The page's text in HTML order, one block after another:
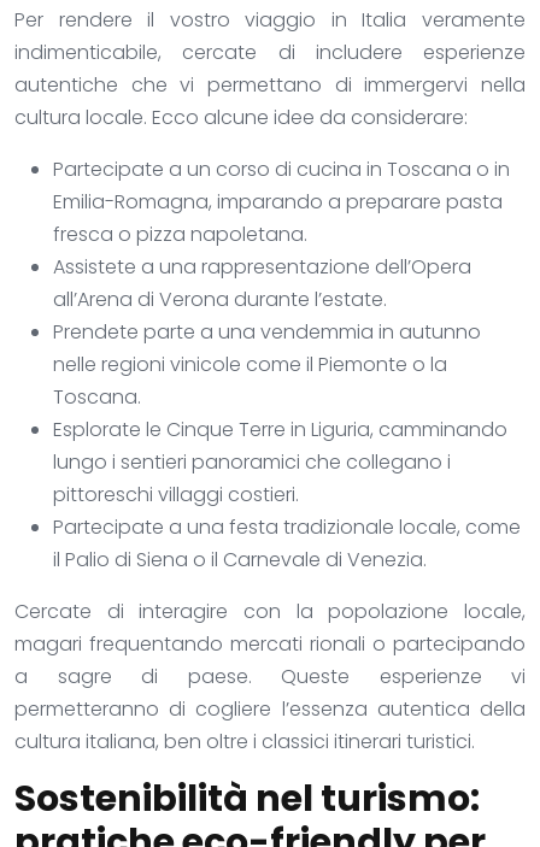
Per rendere il vostro viaggio in Italia veramente
indimenticabile, cercate di includere esperienze
autentiche che vi permettano di immergervi nella
cultura locale. Ecco alcune idee da considerare:
Partecipate a un corso di cucina in Toscana o in
Emilia-Romagna, imparando a preparare pasta
fresca o pizza napoletana.
Assistete a una rappresentazione dell’Opera
all’Arena di Verona durante l’estate.
Prendete parte a una vendemmia in autunno
nelle regioni vinicole come il Piemonte o la
Toscana.
Esplorate le Cinque Terre in Liguria, camminando
lungo i sentieri panoramici che collegano i
pittoreschi villaggi costieri.
Partecipate a una festa tradizionale locale, come
il Palio di Siena o il Carnevale di Venezia.
Cercate di interagire con la popolazione locale,
magari frequentando mercati rionali o partecipando
a sagre di paese. Queste esperienze vi
permetteranno di cogliere l’essenza autentica della
cultura italiana, ben oltre i classici itinerari turistici.
Sostenibilità nel turismo: